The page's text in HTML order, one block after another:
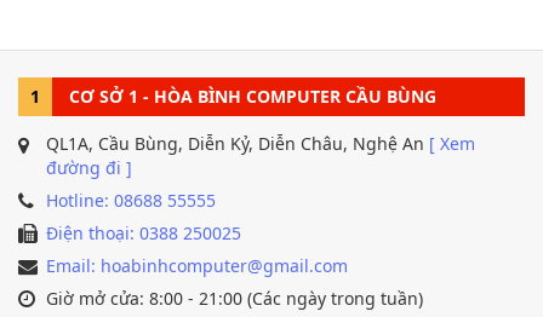
1 CƠ SỞ 1 - HÒA BÌNH COMPUTER CẦU BÙNG
QL1A, Cầu Bùng, Diễn Kỷ, Diễn Châu, Nghệ An [ Xem
đường đi ]
Hotline: 08688 55555
Điện thoại: 0388 250025
Email: hoabinhcomputer@gmail.com
Giờ mở cửa: 8:00 - 21:00 (Các ngày trong tuần)